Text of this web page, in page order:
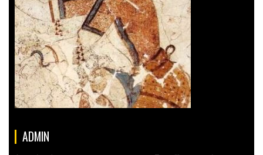
ADMIN